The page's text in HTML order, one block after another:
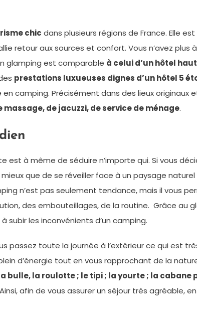
chic dans plusieurs régions de France. Elle
retour aux sources et confort. Vous n’avez
glamping est comparable à celui d’un hôtel
prestations luxueuses dignes d’un hôtel 5
camping. Précisément dans des lieux originaux
de jacuzzi, de service de ménage.
à même de séduire n’importe qui. Si vous
mieux que de se réveiller face à un paysage
n’est pas seulement tendance, mais il vous
des embouteillages, de la routine. Grâce au
subir les inconvénients d’un camping.
passez toute la journée à l’extérieur ce qui est
d’énergie tout en vous rapprochant de la
bulle, la roulotte ; le tipi ; la yourte ; la cabane
afin de vous assurer un séjour très agréable,